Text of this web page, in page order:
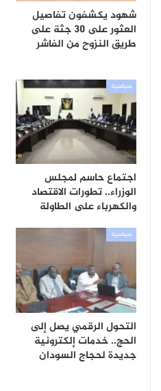
شهود يكشفون تفاصيل
العثور على 30 جثة على
طريق النزوح من الفاشر
سياسية
اجتماع حاسم لمجلس
الوزراء.. تطورات الاقتصاد
والكهرباء على الطاولة
سياسية
التحول الرقمي يصل إلى
الحج.. خدمات إلكترونية
جديدة لحجاج السودان